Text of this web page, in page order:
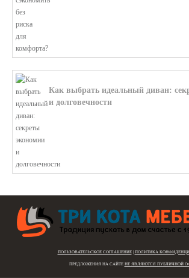
Как выбрать идеальный диван:
и долговечности
ПОЛЬЗОВАТЕЛЬСКОЕ СОГЛАШЕНИЕ| ПОЛИТИКА
ПРЕДЛОЖЕНИЯ НА САЙТЕ НЕ ЯВЛЯЮТСЯ ПУБЛИЧНОЙ